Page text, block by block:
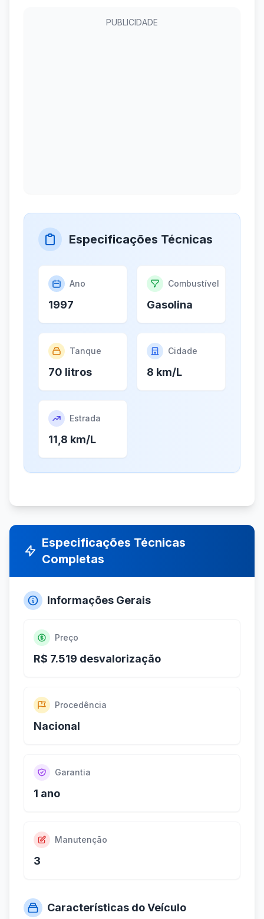
PUBLICIDADE
Especificações Técnicas
Ano
1997
Combustível
Gasolina
Tanque
70 litros
Cidade
8 km/L
Estrada
11,8 km/L
Especificações Técnicas
Completas
Informações Gerais
Preço
R$ 7.519 desvalorização
Procedência
Nacional
Garantia
1 ano
Manutenção
3
Características do Veículo